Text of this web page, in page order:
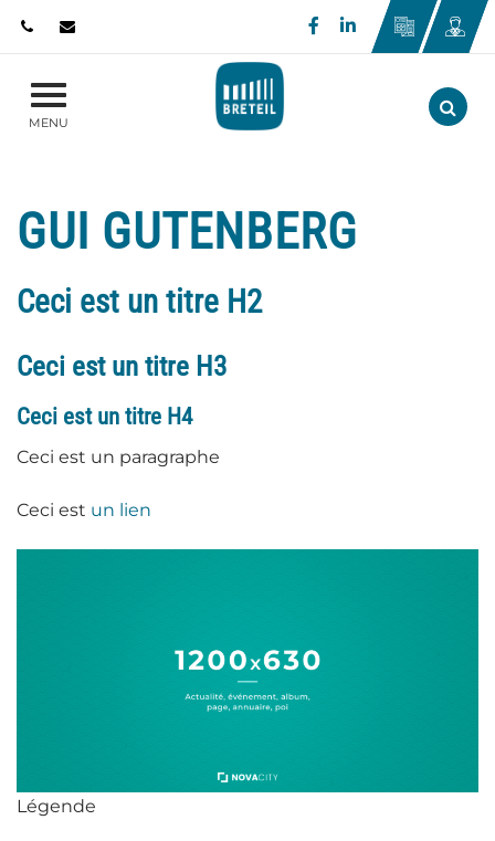
Lien vers le compte
Lien vers le
MENU Aller
GUI GUTENBERG
Ceci est un titre H2
Ceci est un titre H3
Ceci est un titre H4
Ceci est un paragraphe
Ceci est un lien
Légende